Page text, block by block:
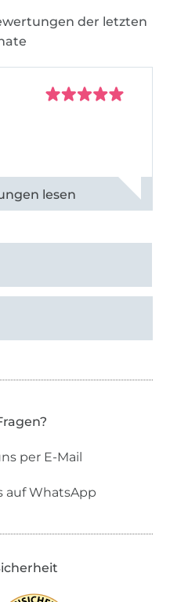
der letzten
ansehen
per E-Mail
auf WhatsApp